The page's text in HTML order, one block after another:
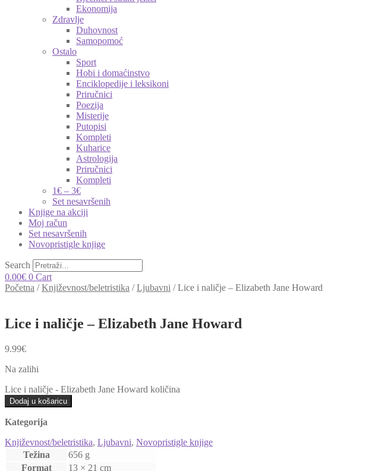
Ekonomija
Zdravlje
Duhovnost
Samopomoć
Ostalo
Sport
Hobi i domaćinstvo
Enciklopedije i leksikoni
Priručnici
Poezija
Misterije
Putopisi
Kompleti
Kuharice
Astrologija
Priručnici
Kompleti
1€ – 3€
Set nesavršenih
Knjige na akciji
Moj račun
Set nesavršenih
Novopristigle knjige
Search
0.00€ 0 Cart
Početna /Književnost/beletristika /Ljubavni /Lice i naličje – Elizabeth Jane Howard
Lice i naličje – Elizabeth Jane Howard
9.99€
Na zalihi
Lice i naličje - Elizabeth Jane Howard količina
Dodaj u košaricu
Kategorija
Književnost/beletristika, Ljubavni, Novopristigle knjige
Težina
656 g
Format
13 × 21 cm